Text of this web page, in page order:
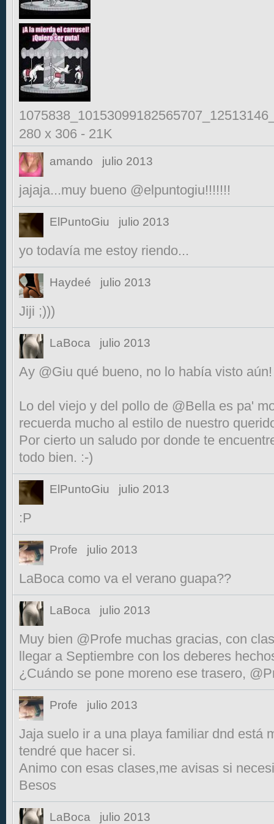
280 x 306 - 21K
amando julio 2013
jajaja...muy bueno @elpuntogiu!!!!!!!
ElPuntoGiu julio 2013
yo todavía me estoy riendo...
Haydeé julio 2013
Jiji ;)))
LaBoca julio 2013
Ay @Giu qué bueno, no lo había visto
Lo del viejo y del pollo de @Bella es pa'
recuerda mucho al estilo de nuestro
Por cierto un saludo por donde te
todo bien. :-)
ElPuntoGiu julio 2013
:P
Profe julio 2013
LaBoca como va el verano guapa??
LaBoca julio 2013
Muy bien @Profe muchas gracias, con
llegar a Septiembre con los deberes
¿Cuándo se pone moreno ese trasero,
Profe julio 2013
Jaja suelo ir a una playa familiar dnd está
tendré que hacer si.
Animo con esas clases,me avisas si
Besos
LaBoca julio 2013